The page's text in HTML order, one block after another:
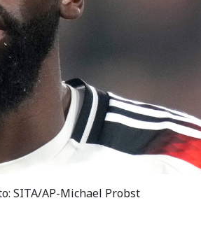
SITA/AP-Michael Probst